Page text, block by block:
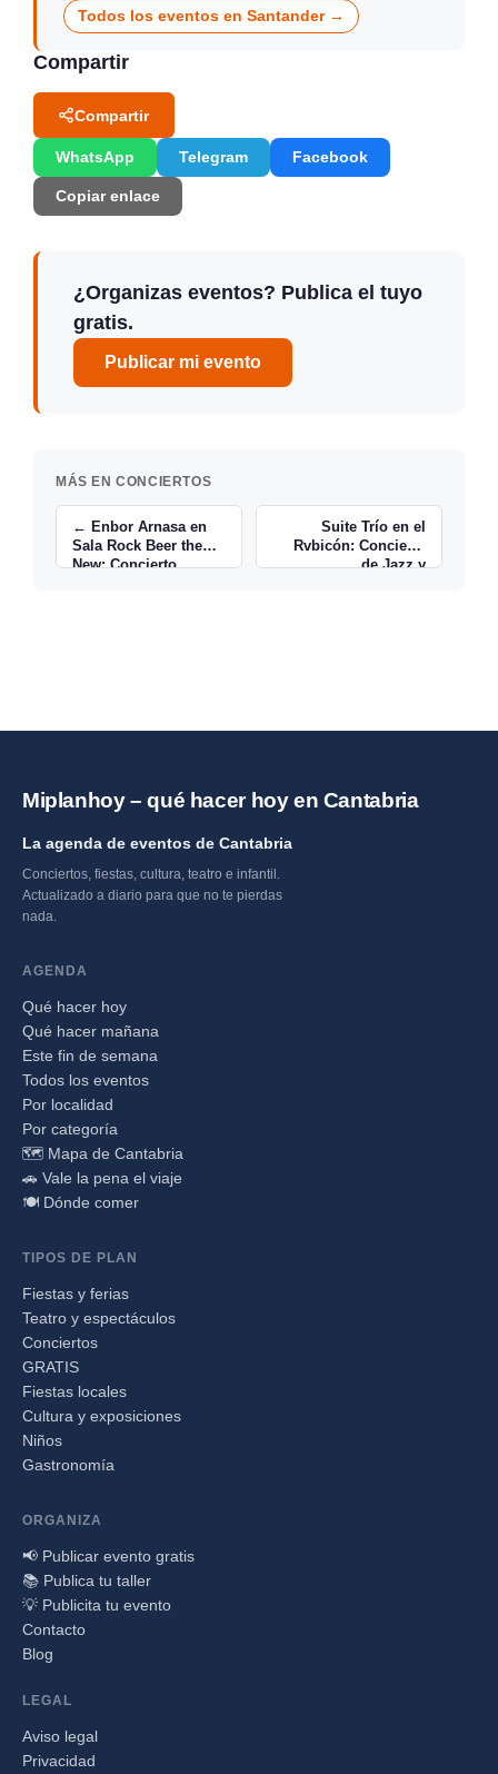
Todos los eventos en Santander →
Compartir
Compartir
WhatsApp Telegram Facebook
Copiar enlace
¿Organizas eventos? Publica el tuyo
gratis.
Publicar mi evento
MÁS EN CONCIERTOS
← Enbor Arnasa en
Sala Rock Beer the
New: Concierto
Suite Trío en el
Rvbicón: Concierto
de Jazz y
Miplanhoy – qué hacer hoy en Cantabria
La agenda de eventos de Cantabria
Conciertos, fiestas, cultura, teatro e infantil.
Actualizado a diario para que no te pierdas
nada.
AGENDA
Qué hacer hoy
Qué hacer mañana
Este fin de semana
Todos los eventos
Por localidad
Por categoría
🗺️ Mapa de Cantabria
🚗 Vale la pena el viaje
🍽️ Dónde comer
TIPOS DE PLAN
Fiestas y ferias
Teatro y espectáculos
Conciertos
GRATIS
Fiestas locales
Cultura y exposiciones
Niños
Gastronomía
ORGANIZA
📢 Publicar evento gratis
📚 Publica tu taller
💡 Publicita tu evento
Contacto
Blog
LEGAL
Aviso legal
Privacidad